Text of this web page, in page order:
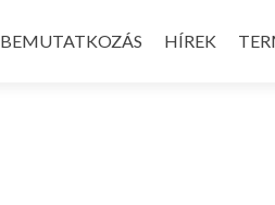
BEMUTATKOZÁS HÍREK